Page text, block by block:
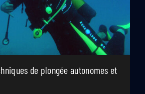
de plongée autonomes et